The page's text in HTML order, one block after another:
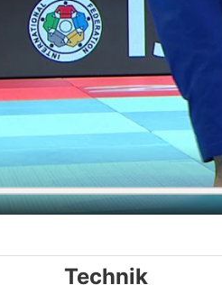
Technik